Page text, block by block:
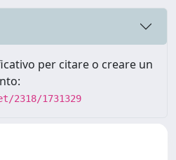
per citare o creare un
1731329